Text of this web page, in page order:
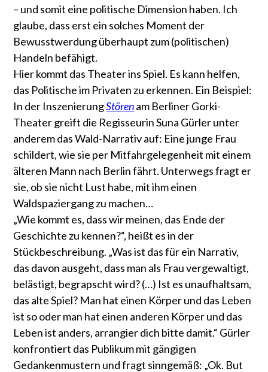
– und somit eine politische Dimension haben. Ich
glaube, dass erst ein solches Moment der
Bewusstwerdung überhaupt zum (politischen)
Handeln befähigt.
Hier kommt das Theater ins Spiel. Es kann helfen,
das Politische im Privaten zu erkennen. Ein Beispiel:
In der InszenierungStörenam Berliner Gorki-
Theater greift die Regisseurin Suna Gürler unter
anderem das Wald-Narrativ auf: Eine junge Frau
schildert, wie sie per Mitfahrgelegenheit mit einem
älteren Mann nach Berlin fährt. Unterwegs fragt er
sie, ob sie nicht Lust habe, mit ihm einen
Waldspaziergang zu machen…
„Wie kommt es, dass wir meinen, das Ende der
Geschichte zu kennen?“, heißt es in der
Stückbeschreibung. „Was ist das für ein Narrativ,
das davon ausgeht, dass man als Frau vergewaltigt,
belästigt, begrapscht wird? (…) Ist es unaufhaltsam,
das alte Spiel? Man hat einen Körper und das Leben
ist so oder man hat einen anderen Körper und das
Leben ist anders, arrangier dich bitte damit.“ Gürler
konfrontiert das Publikum mit gängigen
Gedankenmustern und fragt sinngemäß: „Ok. But